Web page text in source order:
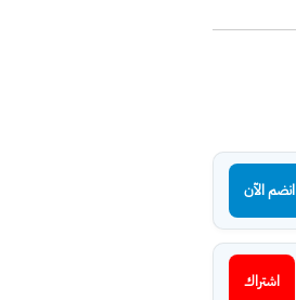
انضم الآن
اشتراك